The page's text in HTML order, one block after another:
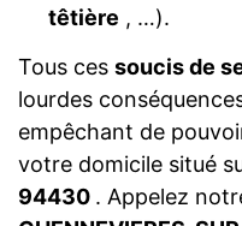
têtière , …).
Tous ces soucis de
lourdes
empêchant de
votre domicile situé
94430 . Appelez